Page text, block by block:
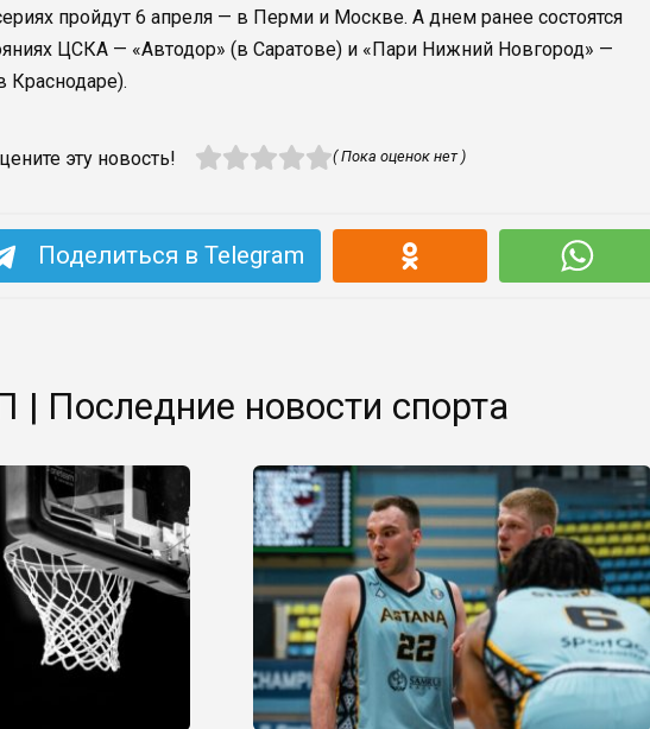
пройдут 6 апреля — в Перми и Москве. А днем ранее состоятся
ЦСКА — «Автодор» (в Саратове) и «Пари Нижний Новгород» —
Краснодаре).
эту новость! ( Пока оценок нет )
Поделиться в Telegram
| Последние новости спорта